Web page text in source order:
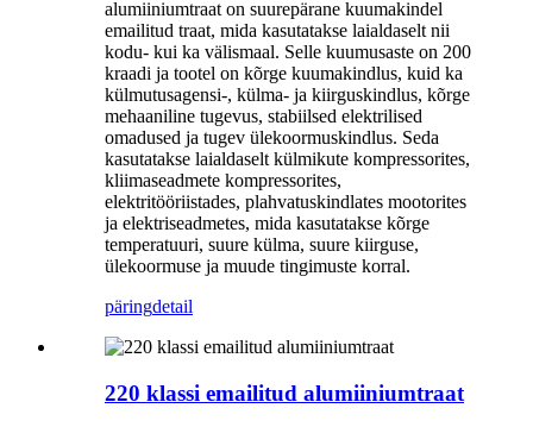
alumiiniumtraat on suurepärane kuumakindel
emailitud traat, mida kasutatakse laialdaselt nii
kodu- kui ka välismaal. Selle kuumusaste on 200
kraadi ja tootel on kõrge kuumakindlus, kuid ka
külmutusagensi-, külma- ja kiirguskindlus, kõrge
mehaaniline tugevus, stabiilsed elektrilised
omadused ja tugev ülekoormuskindlus. Seda
kasutatakse laialdaselt külmikute kompressorites,
kliimaseadmete kompressorites,
elektritööriistades, plahvatuskindlates mootorites
ja elektriseadmetes, mida kasutatakse kõrge
temperatuuri, suure külma, suure kiirguse,
ülekoormuse ja muude tingimuste korral.
päringdetail
220 klassi emailitud alumiiniumtraat